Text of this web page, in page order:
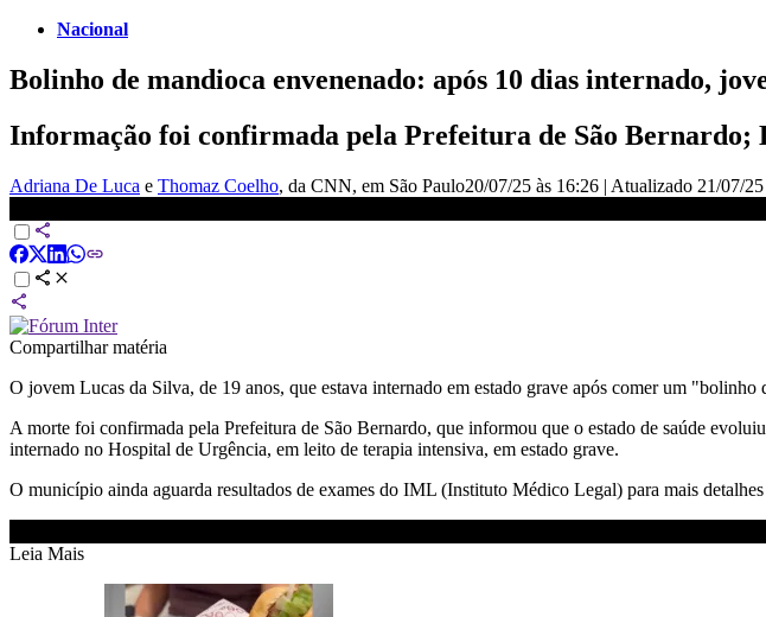
Nacional
Bolinho de mandioca envenenado: após 10 dias internado,
Informação foi confirmada pela Prefeitura de São Bernardo;
Adriana De Luca e Thomaz Coelho, da CNN, em São Paulo20/07/25 às 16:26 | Atualizado 21/07/25
Compartilhar matéria
O jovem Lucas da Silva, de 19 anos, que estava internado em estado grave após comer um "bolinho
A morte foi confirmada pela Prefeitura de São Bernardo, que informou que o estado de saúde
internado no Hospital de Urgência, em leito de terapia intensiva, em estado grave.
O município ainda aguarda resultados de exames do IML (Instituto Médico Legal) para mais
Leia Mais